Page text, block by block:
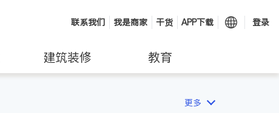
联系我们 我是商家 干货 APP下载 登录
建筑装修 教育
更多